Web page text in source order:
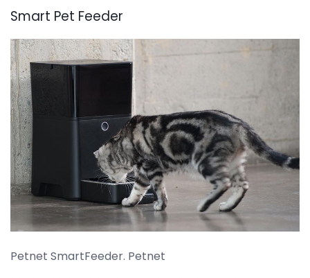
Smart Pet Feeder
Petnet SmartFeeder. Petnet